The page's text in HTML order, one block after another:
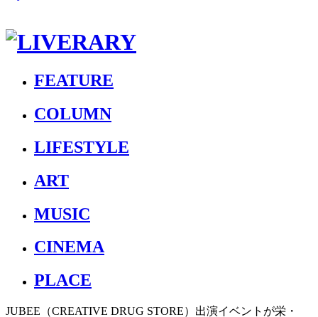
FEATURE
COLUMN
LIFESTYLE
ART
MUSIC
CINEMA
PLACE
JUBEE（CREATIVE DRUG STORE）出演イベントが栄・